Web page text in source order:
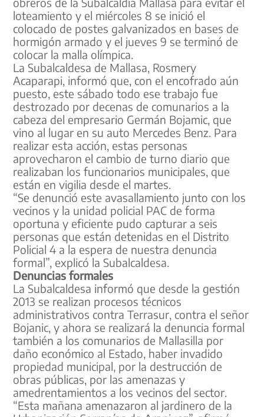
loteamiento y el miércoles 8 se inició el
colocado de postes galvanizados en bases de
hormigón armado y el jueves 9 se terminó de
colocar la malla olímpica.
La Subalcaldesa de Mallasa, Rosmery
Acaparapi, informó que, con el encofrado aún
puesto, este sábado todo ese trabajo fue
destrozado por decenas de comunarios a la
cabeza del empresario Germán Bojamic, que
vino al lugar en su auto Mercedes Benz. Para
realizar esta acción, estas personas
aprovecharon el cambio de turno diario que
realizaban los funcionarios municipales, que
están en vigilia desde el martes.
“Se denunció este avasallamiento junto con los
vecinos y la unidad policial PAC de forma
oportuna y eficiente pudo capturar a seis
personas que están detenidas en el Distrito
Policial 4 a la espera de nuestra denuncia
formal”, explicó la Subalcaldesa.
Denuncias formales
La Subalcaldesa informó que desde la gestión
2013 se realizan procesos técnicos
administrativos contra Terrasur, contra el señor
Bojanic, y ahora se realizará la denuncia formal
también a los comunarios de Mallasilla por
daño económico al Estado, haber invadido
propiedad municipal, por la destrucción de
obras públicas, por las amenazas y
amedrentamientos a los vecinos del sector.
“Esta mañana amenazaron al jardinero de la